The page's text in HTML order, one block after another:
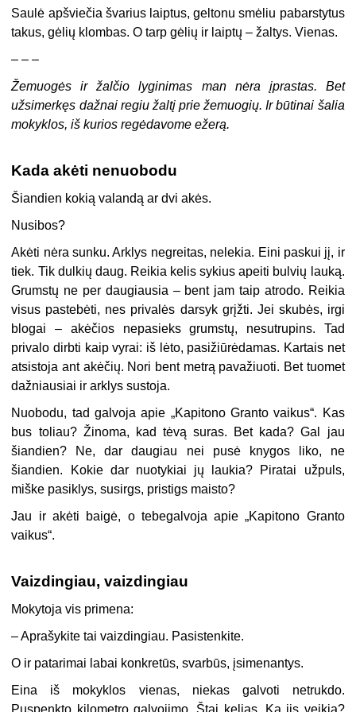
Saulė apšviečia švarius laiptus, geltonu smėliu pabarstytus
takus, gėlių klombas. O tarp gėlių ir laiptų – žaltys. Vienas.
– – –
Žemuogės ir žalčio lyginimas man nėra įprastas. Bet
užsimerkęs dažnai regiu žaltį prie žemuogių. Ir būtinai šalia
mokyklos, iš kurios regėdavome ežerą.
Kada akėti nenuobodu
Šiandien kokią valandą ar dvi akės.
Nusibos?
Akėti nėra sunku. Arklys negreitas, nelekia. Eini paskui jį, ir
tiek. Tik dulkių daug. Reikia kelis sykius apeiti bulvių lauką.
Grumstų ne per daugiausia – bent jam taip atrodo. Reikia
visus pastebėti, nes privalės darsyk grįžti. Jei skubės, irgi
blogai – akėčios nepasieks grumstų, nesutrupins. Tad
privalo dirbti kaip vyrai: iš lėto, pasižiūrėdamas. Kartais net
atsistoja ant akėčių. Nori bent metrą pavažiuoti. Bet tuomet
dažniausiai ir arklys sustoja.
Nuobodu, tad galvoja apie „Kapitono Granto vaikus“. Kas
bus toliau? Žinoma, kad tėvą suras. Bet kada? Gal jau
šiandien? Ne, dar daugiau nei pusė knygos liko, ne
šiandien. Kokie dar nuotykiai jų laukia? Piratai užpuls,
miške pasiklys, susirgs, pristigs maisto?
Jau ir akėti baigė, o tebegalvoja apie „Kapitono Granto
vaikus“.
Vaizdingiau, vaizdingiau
Mokytoja vis primena:
– Aprašykite tai vaizdingiau. Pasistenkite.
O ir patarimai labai konkretūs, svarbūs, įsimenantys.
Eina iš mokyklos vienas, niekas galvoti netrukdo.
Puspenkto kilometro galvojimo. Štai kelias. Ką jis veikia?